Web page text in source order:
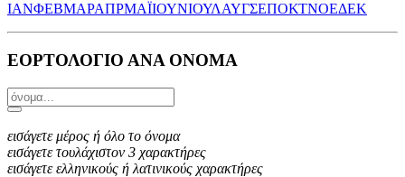
ΙΑΝΦΕΒΜΑΡΑΠΡΜΑΪΙΟΥΝΙΟΥΛΑΥΓΣΕΠΟΚΤΝΟΕΔΕΚ
ΕΟΡΤΟΛΟΓΙΟ ΑΝΑ ΟΝΟΜΑ
εισάγετε μέρος ή όλο το όνομα
εισάγετε τουλάχιστον 3 χαρακτήρες
εισάγετε ελληνικούς ή λατινικούς χαρακτήρες